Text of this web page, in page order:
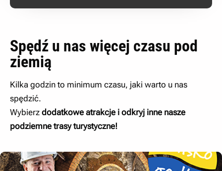
Spędź u nas więcej czasu pod
ziemią
Kilka godzin to minimum czasu, jaki warto u nas
spędzić.
Wybierz dodatkowe atrakcje i odkryj inne nasze
podziemne trasy turystyczne!